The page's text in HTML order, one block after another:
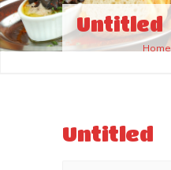
Untitled
Home
Untitled